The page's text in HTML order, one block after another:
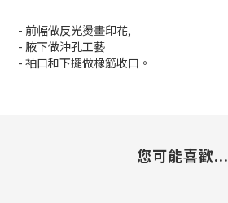
- 前幅做反光燙畫印花,
- 腋下做沖孔工藝
- 袖口和下擺做橡筋收口。
您可能喜歡...